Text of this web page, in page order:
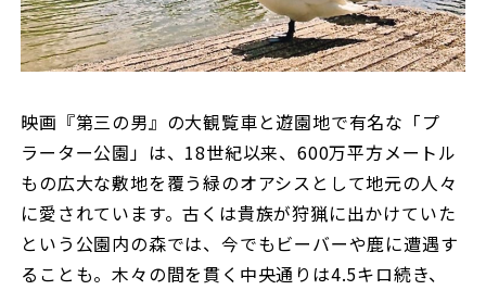
映画『第三の男』の大観覧車と遊園地で有名な「プ
ラーター公園」は、18世紀以来、600万平方メートル
もの広大な敷地を覆う緑のオアシスとして地元の人々
に愛されています。古くは貴族が狩猟に出かけていた
という公園内の森では、今でもビーバーや鹿に遭遇す
ることも。木々の間を貫く中央通りは4.5キロ続き、